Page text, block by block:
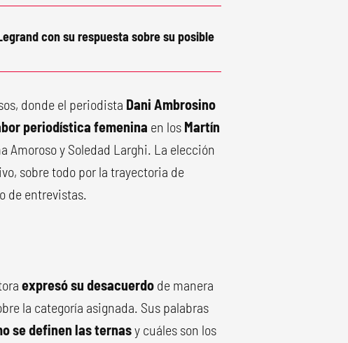
con su respuesta sobre su posible
donde el periodista Dani Ambrosino
periodística femenina en los Martín
Amoroso y Soledad Larghi. La elección
sobre todo por la trayectoria de
de entrevistas.
expresó su desacuerdo de manera
la categoría asignada. Sus palabras
se definen las ternasy cuáles son los